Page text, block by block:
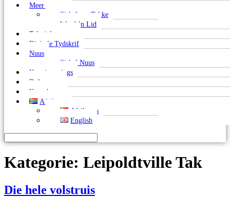
Meer oor ons
Sirkels en Takke
Word ’n Lid
Tekstielmuseum
Digitale Tydskrif
Nuus
Sirkel Nuus
Kennisgewings
Dokumente
Kontak ons
Afrikaans
Afrikaans
English
Kategorie: Leipoldtville Tak
Die hele volstruis